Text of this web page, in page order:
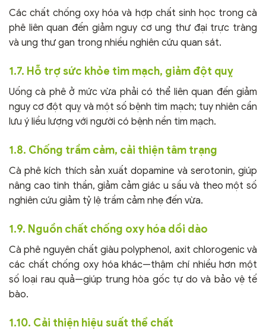
Các chất chống oxy hóa và hợp chất sinh học trong cà
phê liên quan đến giảm nguy cơ ung thư đại trực tràng
và ung thư gan trong nhiều nghiên cứu quan sát.
1.7. Hỗ trợ sức khỏe tim mạch, giảm đột quỵ
Uống cà phê ở mức vừa phải có thể liên quan đến giảm
nguy cơ đột quỵ và một số bệnh tim mạch; tuy nhiên cần
lưu ý liều lượng với người có bệnh nền tim mạch.
1.8. Chống trầm cảm, cải thiện tâm trạng
Cà phê kích thích sản xuất dopamine và serotonin, giúp
nâng cao tinh thần, giảm cảm giác u sầu và theo một số
nghiên cứu giảm tỷ lệ trầm cảm nhẹ đến vừa.
1.9. Nguồn chất chống oxy hóa dồi dào
Cà phê nguyên chất giàu polyphenol, axit chlorogenic và
các chất chống oxy hóa khác—thậm chí nhiều hơn một
số loại rau quả—giúp trung hòa gốc tự do và bảo vệ tế
bào.
1.10. Cải thiện hiệu suất thể chất